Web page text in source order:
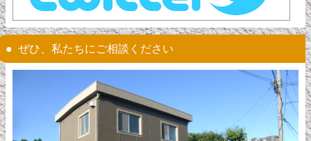
ぜひ、私たちにご相談ください